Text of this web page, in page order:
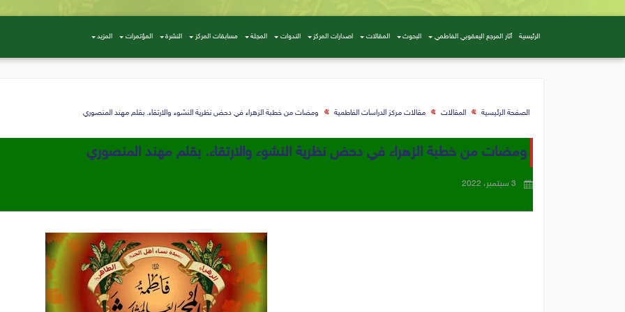
الرئيسية أثار المرجع اليعقوبي الفاطمي البحوث المقالات اصدارات المركز الندوات المجلة مسابقات المركز النشرة المؤتمرات المزيد
الصفحة الرئيسية المقالات مقالات مركز الدراسات الفاطمية ومضات من خطبة الزهراء في دحض نظرية النشوء والارتقاء. بقلم مهند المنصوري
ومضات من خطبة الزهراء في دحض نظرية النشوء والارتقاء. بقلم مهند المنصوري
3 سبتمبر، 2022